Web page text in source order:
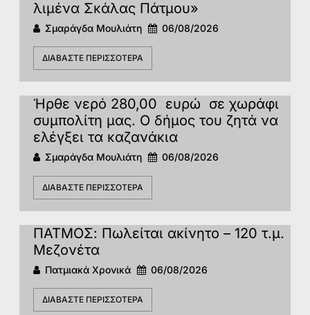
λιμένα Σκάλας Πάτμου»
Σμαράγδα Μουλιάτη 06/08/2026
ΔΙΑΒΆΣΤΕ ΠΕΡΙΣΣΌΤΕΡΑ
Ήρθε νερό 280,00 ευρώ σε χωράφι
συμπολίτη μας. Ο δήμος του ζητά να
ελέγξει τα καζανάκια
Σμαράγδα Μουλιάτη 06/08/2026
ΔΙΑΒΆΣΤΕ ΠΕΡΙΣΣΌΤΕΡΑ
ΠΑΤΜΟΣ: Πωλείται ακίνητο – 120 τ.μ.
Μεζονέτα
Πατμιακά Χρονικά 06/08/2026
ΔΙΑΒΆΣΤΕ ΠΕΡΙΣΣΌΤΕΡΑ